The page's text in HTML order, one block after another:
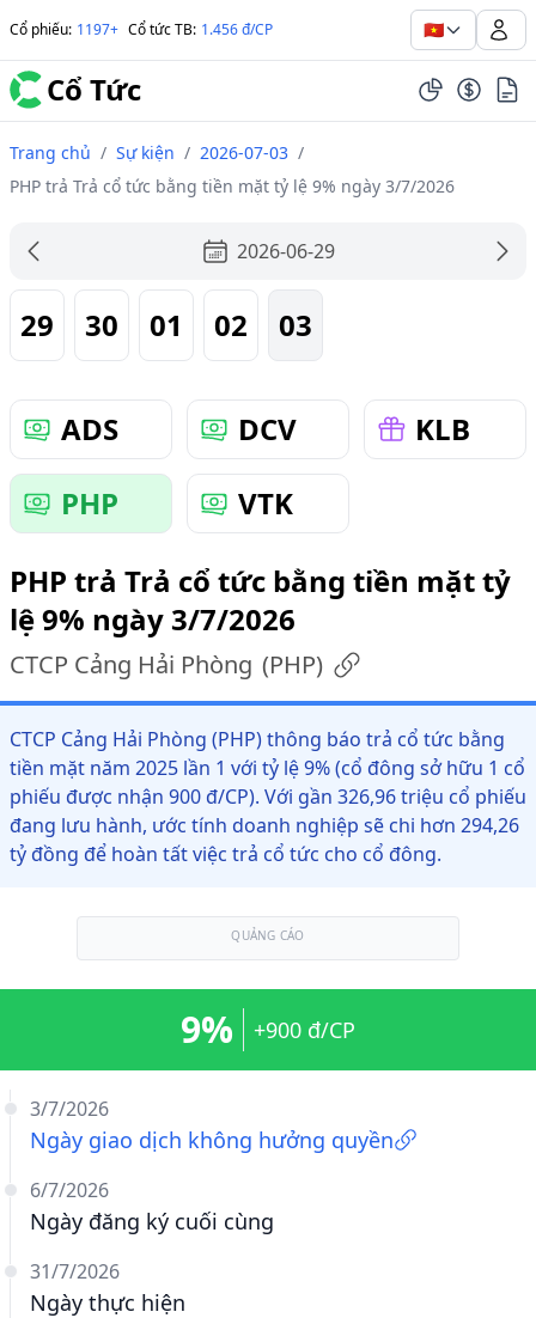
Cổ phiếu: 1197+ Cổ tức TB: 1.456 đ/CP 🇻🇳
Cổ Tức
Trang chủ / Sự kiện / 2026-07-03 /
PHP trả Trả cổ tức bằng tiền mặt tỷ lệ 9% ngày 3/7/2026
2026-06-29
29 30 01 02 03
ADS DCV
KLB
PHP
VTK
PHP trả Trả cổ tức bằng tiền mặt tỷ
lệ 9% ngày 3/7/2026
CTCP Cảng Hải Phòng (PHP)
CTCP Cảng Hải Phòng (PHP) thông báo trả cổ tức bằng
tiền mặt năm 2025 lần 1 với tỷ lệ 9% (cổ đông sở hữu 1 cổ
phiếu được nhận 900 đ/CP). Với gần 326,96 triệu cổ phiếu
đang lưu hành, ước tính doanh nghiệp sẽ chi hơn 294,26
tỷ đồng để hoàn tất việc trả cổ tức cho cổ đông.
QUẢNG CÁO
3/7/2026
Ngày giao dịch không hưởng quyền
6/7/2026
Ngày đăng ký cuối cùng
31/7/2026
Ngày thực hiện
9% +900 đ/CP